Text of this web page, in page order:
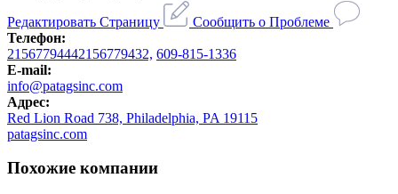
Редактировать Страницу
Сообщить о Проблеме
Телефон:
21567794442156779432, 609-815-1336
E-mail:
info@patagsinc.com
Адрес:
Red Lion Road 738, Philadelphia, PA 19115
patagsinc.com
Похожие компании